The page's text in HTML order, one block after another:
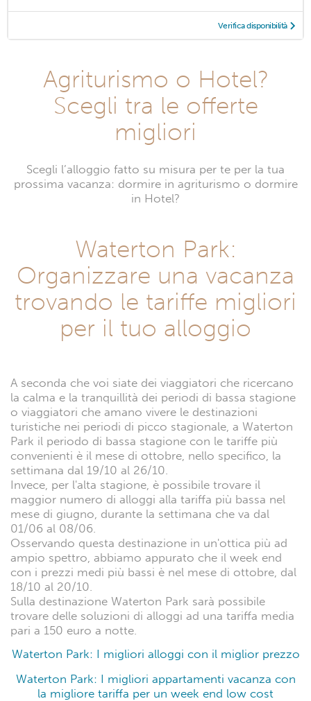
Verifica disponibilità
Agriturismo o Hotel?
Scegli tra le offerte
migliori
Scegli l’alloggio fatto su misura per te per la tua
prossima vacanza: dormire in agriturismo o dormire
in Hotel?
Waterton Park:
Organizzare una vacanza
trovando le tariffe migliori
per il tuo alloggio
A seconda che voi siate dei viaggiatori che ricercano
la calma e la tranquillità dei periodi di bassa stagione
o viaggiatori che amano vivere le destinazioni
turistiche nei periodi di picco stagionale, a Waterton
Park il periodo di bassa stagione con le tariffe più
convenienti è il mese di ottobre, nello specifico, la
settimana dal 19/10 al 26/10.
Invece, per l'alta stagione, è possibile trovare il
maggior numero di alloggi alla tariffa più bassa nel
mese di giugno, durante la settimana che va dal
01/06 al 08/06.
Osservando questa destinazione in un'ottica più ad
ampio spettro, abbiamo appurato che il week end
con i prezzi medi più bassi è nel mese di ottobre, dal
18/10 al 20/10.
Sulla destinazione Waterton Park sarà possibile
trovare delle soluzioni di alloggi ad una tariffa media
pari a 150 euro a notte.
Waterton Park: I migliori alloggi con il miglior prezzo
Waterton Park: I migliori appartamenti vacanza con
la migliore tariffa per un week end low cost